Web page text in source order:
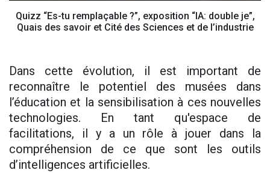
Quizz “Es-tu remplaçable ?”, exposition “IA: double je”,
Quais des savoir et Cité des Sciences et de l’industrie
Dans cette évolution, il est important de
reconnaître le potentiel des musées dans
l’éducation et la sensibilisation à ces nouvelles
technologies. En tant qu'espace de
facilitations, il y a un rôle à jouer dans la
compréhension de ce que sont les outils
d’intelligences artificielles.